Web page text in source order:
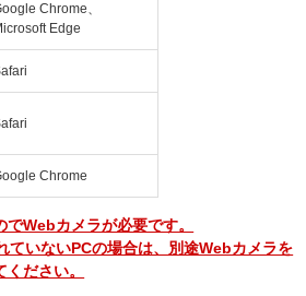
Chrome、
Edge
Chrome
Webカメラが必要です。
ていないPCの場合は、別途Webカメラを
ださい。